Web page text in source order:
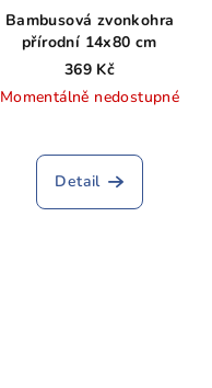
Bambusová zvonkohra
přírodní 14x80 cm
369 Kč
Momentálně nedostupné
Detail